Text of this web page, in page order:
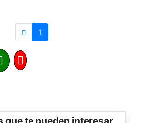
1
que te pueden interesar